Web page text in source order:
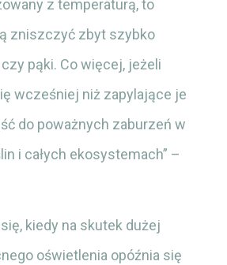
z temperaturą, to
zniszczyć zbyt szybko
pąki. Co więcej, jeżeli
wcześniej niż zapylające je
do poważnych zaburzeń w
i całych ekosystemach” –
kiedy na skutek dużej
oświetlenia opóźnia się